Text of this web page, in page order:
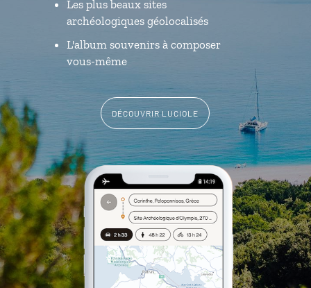
Les plus beaux sites
archéologiques géolocalisés
L'album souvenirs à composer
vous-même
DÉCOUVRIR LUCIOLE